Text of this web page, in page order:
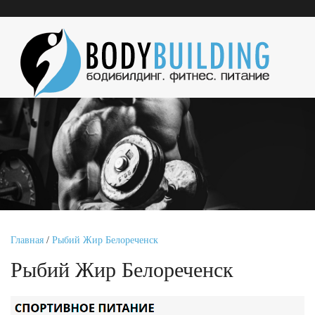
Главная / Рыбий Жир Белореченск
Рыбий Жир Белореченск